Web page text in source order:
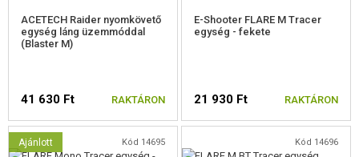
ACETECH Raider nyomkövető
egység láng üzemmóddal
(Blaster M)
41 630 Ft RAKTÁRON
E-Shooter FLARE M Tracer
egység - fekete
21 930 Ft RAKTÁRON
Ajánlott Kód 14695 Kód 14696